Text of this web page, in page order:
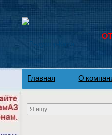
Главная О